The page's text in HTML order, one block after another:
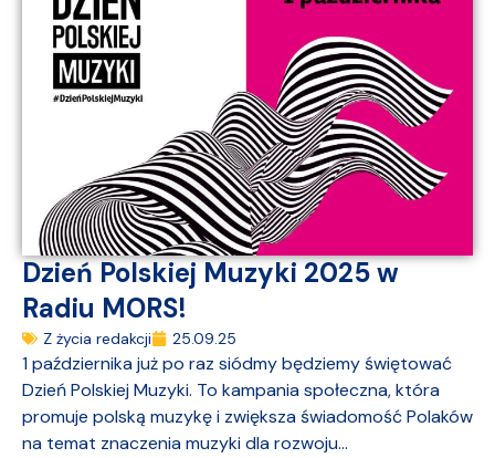
Dzień Polskiej Muzyki 2025 w
Radiu MORS!
Z życia redakcji 25.09.25
1 października już po raz siódmy będziemy świętować
Dzień Polskiej Muzyki. To kampania społeczna, która
promuje polską muzykę i zwiększa świadomość Polaków
na temat znaczenia muzyki dla rozwoju...